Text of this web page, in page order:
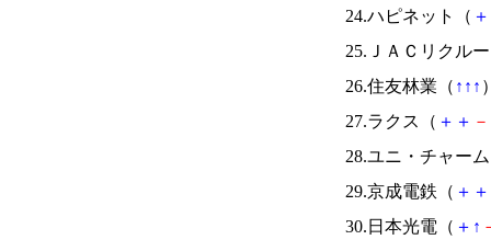
24.ハピネット（ ＋
25.ＪＡＣリクル
26.住友林業（ ↑ ↑ ↑
27.ラクス（ ＋ ＋ －
28.ユニ・チャー
29.京成電鉄（ ＋ ＋
30.日本光電（ ＋ ↑